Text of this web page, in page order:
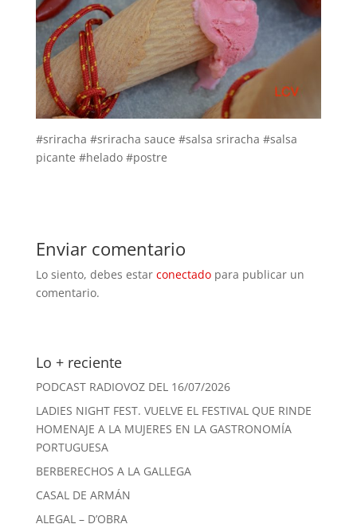
#sriracha #sriracha sauce #salsa sriracha #salsa
picante #helado #postre
Enviar comentario
Lo siento, debes estar conectadopara publicar un
comentario.
Lo + reciente
PODCAST RADIOVOZ DEL 16/07/2026
LADIES NIGHT FEST. VUELVE EL FESTIVAL QUE RINDE
HOMENAJE A LA MUJERES EN LA GASTRONOMÍA
PORTUGUESA
BERBERECHOS A LA GALLEGA
CASAL DE ARMÁN
ALEGAL – D’OBRA